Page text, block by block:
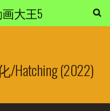
大王5
(2022)